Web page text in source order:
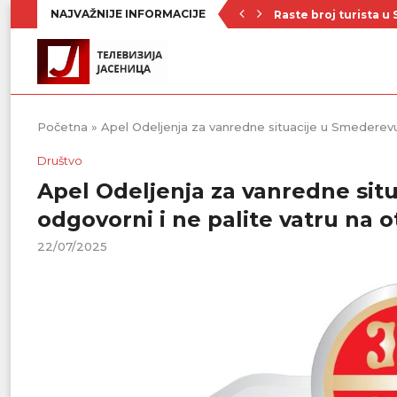
NAJVAŽNIJE INFORMACIJE Raste broj turista u
Početna » Apel Odeljenja za vanredne situacije u
Društvo
Apel Odeljenja za vanredne
odgovorni i ne palite vatru na
22/07/2025